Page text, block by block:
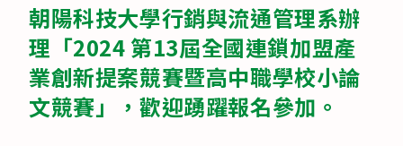
朝陽科技大學行銷與流通管理系辦
理「2024 第13屆全國連鎖加盟產
業創新提案競賽暨高中職學校小論
文競賽」，歡迎踴躍報名參加。